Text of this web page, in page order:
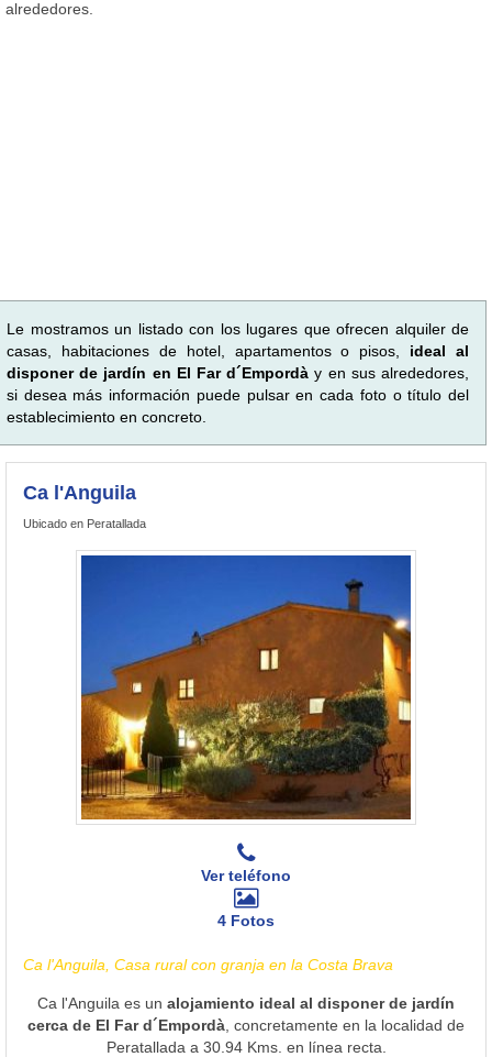
alrededores.
Le mostramos un listado con los lugares que ofrecen alquiler de
casas, habitaciones de hotel, apartamentos o pisos, ideal al
disponer de jardín en El Far d´Empordà y en sus alrededores,
si desea más información puede pulsar en cada foto o título del
establecimiento en concreto.
Ca l'Anguila
Ubicado en Peratallada
Ver teléfono
4 Fotos
Ca l'Anguila, Casa rural con granja en la Costa Brava
Ca l'Anguila es un alojamiento ideal al disponer de jardín
cerca de El Far d´Empordà , concretamente en la localidad de
Peratallada a 30.94 Kms. en línea recta.